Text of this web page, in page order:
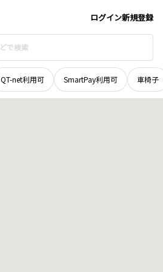
ログイン新規登録
QT-net利用可 SmartPay利用可 車椅子